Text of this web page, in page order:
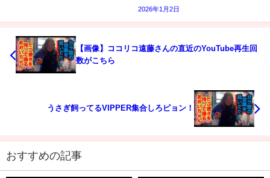
2026年1月2日
【画像】ココリコ遠藤さんの直近のYouTube再生回
数がこちら
うさぎ飼ってるVIPPER集合しろピョン！
おすすめの記事